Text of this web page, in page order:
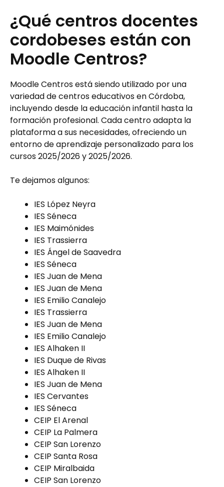
¿Qué centros docentes
cordobeses están con
Moodle Centros?
Moodle Centros está siendo utilizado por una
variedad de centros educativos en Córdoba,
incluyendo desde la educación infantil hasta la
formación profesional. Cada centro adapta la
plataforma a sus necesidades, ofreciendo un
entorno de aprendizaje personalizado para los
cursos 2025/2026 y 2025/2026.
Te dejamos algunos:
IES López Neyra
IES Séneca
IES Maimónides
IES Trassierra
IES Ángel de Saavedra
IES Séneca
IES Juan de Mena
IES Juan de Mena
IES Emilio Canalejo
IES Trassierra
IES Juan de Mena
IES Emilio Canalejo
IES Alhaken II
IES Duque de Rivas
IES Alhaken II
IES Juan de Mena
IES Cervantes
IES Séneca
CEIP El Arenal
CEIP La Palmera
CEIP San Lorenzo
CEIP Santa Rosa
CEIP Miralbaida
CEIP San Lorenzo